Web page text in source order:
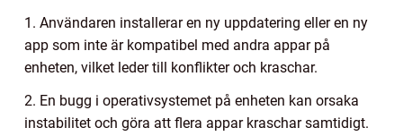
1. Användaren installerar en ny uppdatering eller en ny
app som inte är kompatibel med andra appar på
enheten, vilket leder till konflikter och kraschar.
2. En bugg i operativsystemet på enheten kan orsaka
instabilitet och göra att flera appar kraschar samtidigt.